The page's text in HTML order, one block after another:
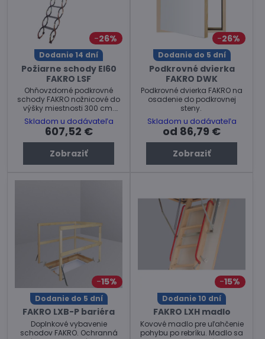
26%
Dodanie 14 dní
Požiarne schody EI60
FAKRO LSF
Ohňovzdorné podkrovné
schody FAKRO nožnicové do
výšky miestnosti 300 cm.
Max. zaťaženie: 200 kg
Skladom u dodávateľa
607,52 €
Zobraziť
26%
Dodanie do 5 dní
Podkrovné dvierka
FAKRO DWK
Podkrovné dvierka FAKRO na
osadenie do podkrovnej
steny.
Skladom u dodávateľa
od 86,79 €
Zobraziť
15%
Dodanie do 5 dní
FAKRO LXB-P bariéra
Doplnkové vybavenie
schodov FAKRO. Ochranná
15%
Dodanie 10 dní
FAKRO LXH madlo
Kovové madlo pre uľahčenie
pohybu po rebríku. Madlo sa